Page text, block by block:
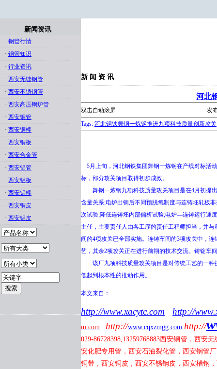
新闻资讯
· 钢管行情
· 钢管知识
· 行业资讯
· 西安无缝钢管
· 西安不锈钢管
· 西安高压锅炉管
· 西安铜管
· 西安铜棒
· 西安铜板
· 西安合金管
· 西安铝管
· 西安铝板
· 西安铝棒
· 西安铜皮
· 西安铝皮
新 闻 资 讯
河北
双击自动滚屏
发
Tags: 河北钢铁舞钢一炼钢推进九项科技质量创新攻关
5月上旬，河北钢铁集团舞钢一炼钢在产线对标活
标，部分攻关项目取得初步成效。
舞钢一炼钢九项科技质量攻关项目是在4月初提出
含量关系;电炉出钢后不同预脱氧制度与连铸坯轧板
次试验;降低连铸坯内部偏析试验;电炉—连铸运行速
主任，主要责任人由各工序的责任工程师担当，并
间的4项攻关已全部实施。连铸车间的3项攻关中，
艺，其余2项攻关正在进行前期的技术交流。铸锭车
该厂九项科技质量攻关项目是对传统工艺的一种
低起到根本性的推动作用。
本文来自：
http://www.xacytc.com http://
m.com http://www.cqxzmgg.com http://
029-86728398,13259768883西安钢管，西安无
安化肥专用管，西安石油裂化管，西安钢管
铜带，西安铜皮，西安不锈钢皮，西安槽钢